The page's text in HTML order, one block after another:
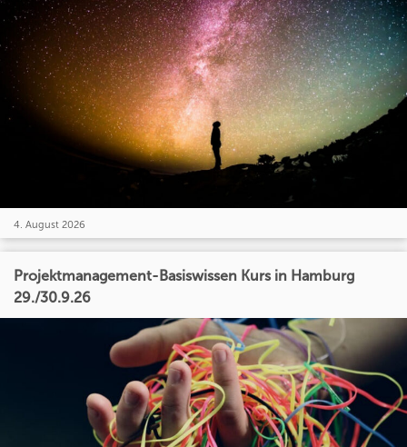
4. August 2026
Projektmanagement-Basiswissen Kurs in Hamburg
29./30.9.26